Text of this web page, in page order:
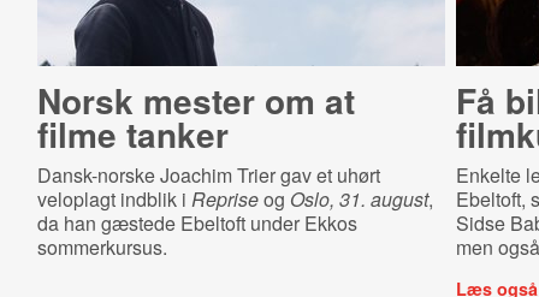
Norsk mester om at
filme tanker
Dansk-norske Joachim Trier gav et uhørt
veloplagt indblik i Repriseog Oslo, 31. august,
da han gæstede Ebeltoft under Ekkos
sommerkursus.
Få
Enkelte
Ebeltoft,
Sidse
men
Læs